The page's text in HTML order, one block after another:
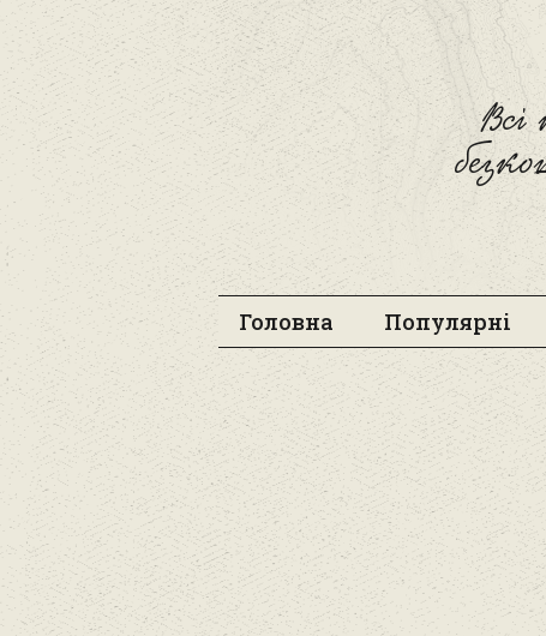
Головна Популярні